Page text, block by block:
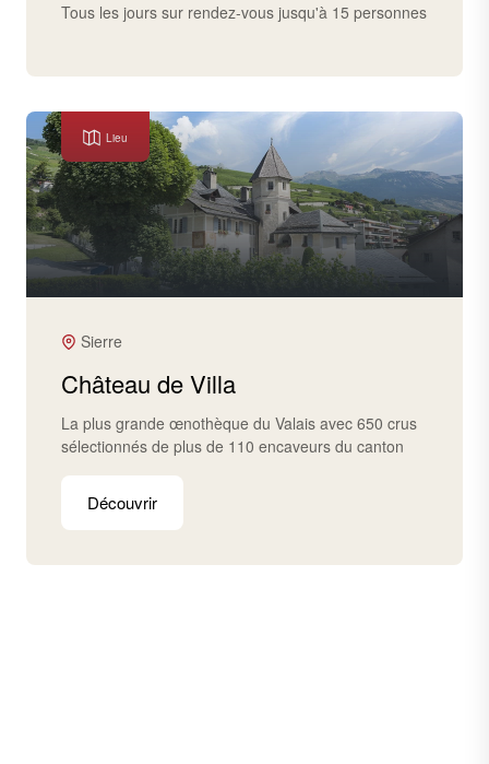
Tous les jours sur rendez-vous jusqu'à 15 personnes
Lieu
Sierre
Château de Villa
La plus grande œnothèque du Valais avec 650 crus
sélectionnés de plus de 110 encaveurs du canton
Découvrir